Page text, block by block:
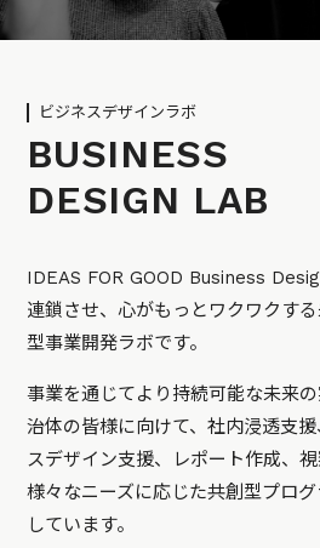
ビジネスデザインラボ
BUSINESS
DESIGN LAB
IDEAS FOR GOOD Business
連鎖させ、心がもっとワクワクす
型事業開発ラボです。
事業を通じてより持続可能な未来
治体の皆様に向けて、社内浸透支
スデザイン支援、レポート作成、視
様々なニーズに応じた共創型プロ
しています。